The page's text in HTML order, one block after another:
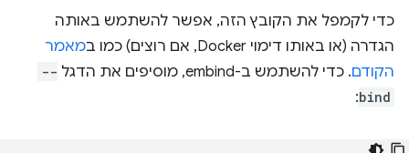
כדי לקמפל את הקובץ הזה, אפשר להשתמש באותה
הגדרה (או באותו דימוי Docker, אם רוצים) כמו ב
מאמר
הקודם. כדי להשתמש ב-embind, מוסיפים את הדגל
--
bind
: